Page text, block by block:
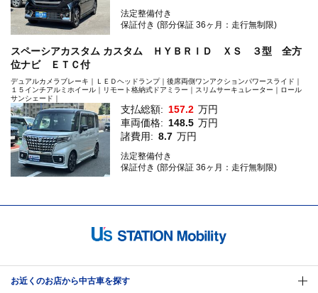
法定整備付き
保証付き (部分保証 36ヶ月：走行無制限)
スペーシアカスタム カスタム ＨＹＢＲＩＤ ＸＳ ３型 全方
位ナビ ＥＴＣ付
デュアルカメラブレーキ｜ＬＥＤヘッドランプ｜後席両側ワンアクションパワースライド｜
１５インチアルミホイール｜リモート格納式ドアミラー｜スリムサーキュレーター｜ロール
サンシェード｜
支払総額: 157.2 万円
車両価格: 148.5 万円
諸費用: 8.7 万円
法定整備付き
保証付き (部分保証 36ヶ月：走行無制限)
お近くのお店から中古車を探す